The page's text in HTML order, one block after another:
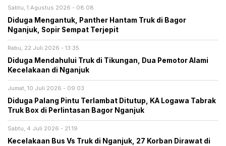
Sabtu, 1 Agustus 2026 - 08:08
Diduga Mengantuk, Panther Hantam Truk di Bagor
Nganjuk, Sopir Sempat Terjepit
Rabu, 22 Juli 2026 - 13:35
Diduga Mendahului Truk di Tikungan, Dua Pemotor Alami
Kecelakaan di Nganjuk
Jumat, 10 Juli 2026 - 09:03
Diduga Palang Pintu Terlambat Ditutup, KA Logawa Tabrak
Truk Box di Perlintasan Bagor Nganjuk
Sabtu, 4 Juli 2026 - 21:19
Kecelakaan Bus Vs Truk di Nganjuk, 27 Korban Dirawat di